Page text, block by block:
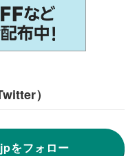
）
をフォロー